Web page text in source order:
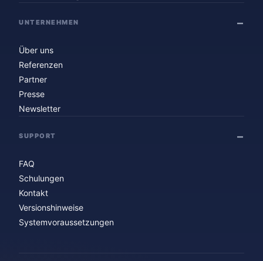
UNTERNEHMEN
Über uns
Referenzen
Partner
Presse
Newsletter
SUPPORT
FAQ
Schulungen
Kontakt
Versionshinweise
Systemvoraussetzungen